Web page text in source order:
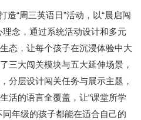
造“周三英语日”活动，以“晨启闯
念，通过系统活动设计和多元
态，让每个孩子在沉浸体验中大
三大闯关模块与五大延伸场景，
分层设计闯关任务与展示主题，
活的语言全覆盖，让“课堂所学
年级的孩子都能在适合自己的